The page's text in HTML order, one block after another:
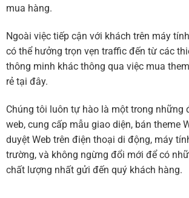
mua hàng.
Ngoài việc tiếp cận với khách trên máy
có thể hưởng trọn vẹn traffic đến từ các
thông minh khác thông qua việc mua
rẻ tại đây.
Chúng tôi luôn tự hào là một trong những
web, cung cấp mẫu giao diện, bán theme
duyệt Web trên điện thoại di động, máy
trường, và không ngừng đổi mới để có
chất lượng nhất gửi đến quý khách hàng.